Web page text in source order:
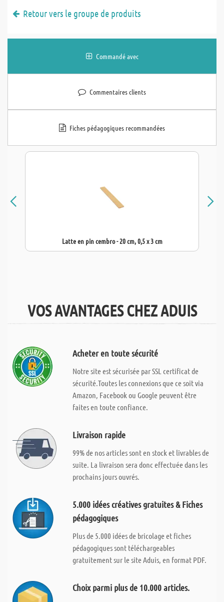
Retour vers le groupe de produits
Commandé avec
Commentaires clients
Fiches pédagogiques recommandées
Latte en pin cembro - 20 cm, 0,5 x 3 cm
VOS AVANTAGES CHEZ ADUIS
Acheter en toute sécurité
Notre site est sécurisée par SSL certificat de
sécurité.Toutes les connexions que ce soit via
Amazon, Facebook ou Google peuvent être
faites en toute confiance.
Livraison rapide
99% de nos articles sont en stock et livrables de
suite. La livraison sera donc effectuée dans les
prochains jours ouvrés.
5.000 idées créatives gratuites & Fiches
pédagogiques
Plus de 5.000 idées de bricolage et fiches
pédagogiques sont téléchargeables
gratuitement sur le site Aduis, en format PDF.
Choix parmi plus de 10.000 articles.